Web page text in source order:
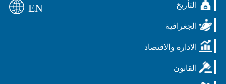
التأريخ
الجغرافية
الادارة والاقتصاد
القانون
EN